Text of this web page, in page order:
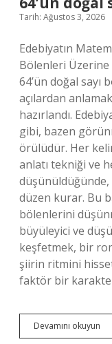
Tarih: Ağustos 3, 2026
Edebiyatın
Bölenleri Üzerine
64’ün doğal
açılardan
hazırlandı.
gibi, bazen
örülüdür. Her
anlatı tekniği ve
düzen kurar. Bu
bölenlerini
büyüleyici ve
keşfetmek, bir
şiirin ritmini
faktör bir
Devamını okuyun